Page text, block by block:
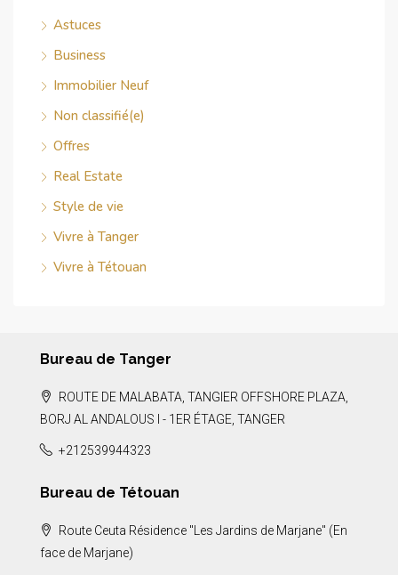
Astuces
Business
Immobilier Neuf
Non classifié(e)
Offres
Real Estate
Style de vie
Vivre à Tanger
Vivre à Tétouan
Bureau de Tanger
ROUTE DE MALABATA, TANGIER OFFSHORE PLAZA,
BORJ AL ANDALOUS I - 1ER ÉTAGE, TANGER
+212539944323
Bureau de Tétouan
Route Ceuta Résidence "Les Jardins de Marjane" (En
face de Marjane)